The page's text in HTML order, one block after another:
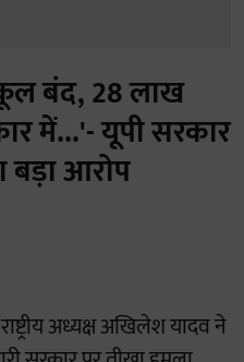
बंद, 28 लाख
में...'- यूपी सरकार
आरोप
अध्यक्ष अखिलेश यादव ने